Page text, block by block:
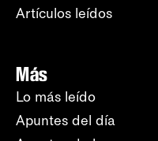
Artículos leídos
Más
Lo más leído
Apuntes del día